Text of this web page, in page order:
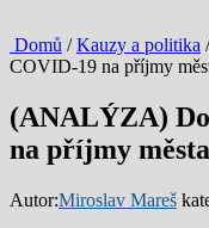
Domů /Kauzy a politika
COVID-19 na příjmy
(ANALÝZA)
na příjmy
Autor:Miroslav Mareš